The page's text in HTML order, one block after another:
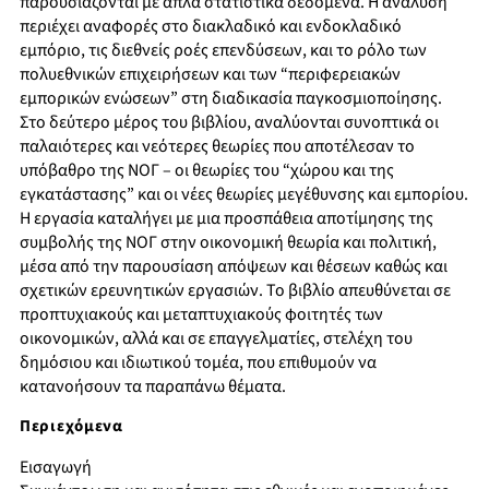
περιέχει αναφορές στο διακλαδικό και ενδοκλαδικό
εμπόριο, τις διεθνείς ροές επενδύσεων, και το ρόλο των
πολυεθνικών επιχειρήσεων και των “περιφερειακών
εμπορικών ενώσεων” στη διαδικασία παγκοσμιοποίησης.
Στο δεύτερο μέρος του βιβλίου, αναλύονται συνοπτικά οι
παλαιότερες και νεότερες θεωρίες που αποτέλεσαν το
υπόβαθρο της ΝΟΓ – οι θεωρίες του “χώρου και της
εγκατάστασης” και οι νέες θεωρίες μεγέθυνσης και εμπορίου.
Η εργασία καταλήγει με μια προσπάθεια αποτίμησης της
συμβολής της ΝΟΓ στην οικονομική θεωρία και πολιτική,
μέσα από την παρουσίαση απόψεων και θέσεων καθώς και
σχετικών ερευνητικών εργασιών. Το βιβλίο απευθύνεται σε
προπτυχιακούς και μεταπτυχιακούς φοιτητές των
οικονομικών, αλλά και σε επαγγελματίες, στελέχη του
δημόσιου και ιδιωτικού τομέα, που επιθυμούν να
κατανοήσουν τα παραπάνω θέματα.
Περιεχόμενα
Εισαγωγή